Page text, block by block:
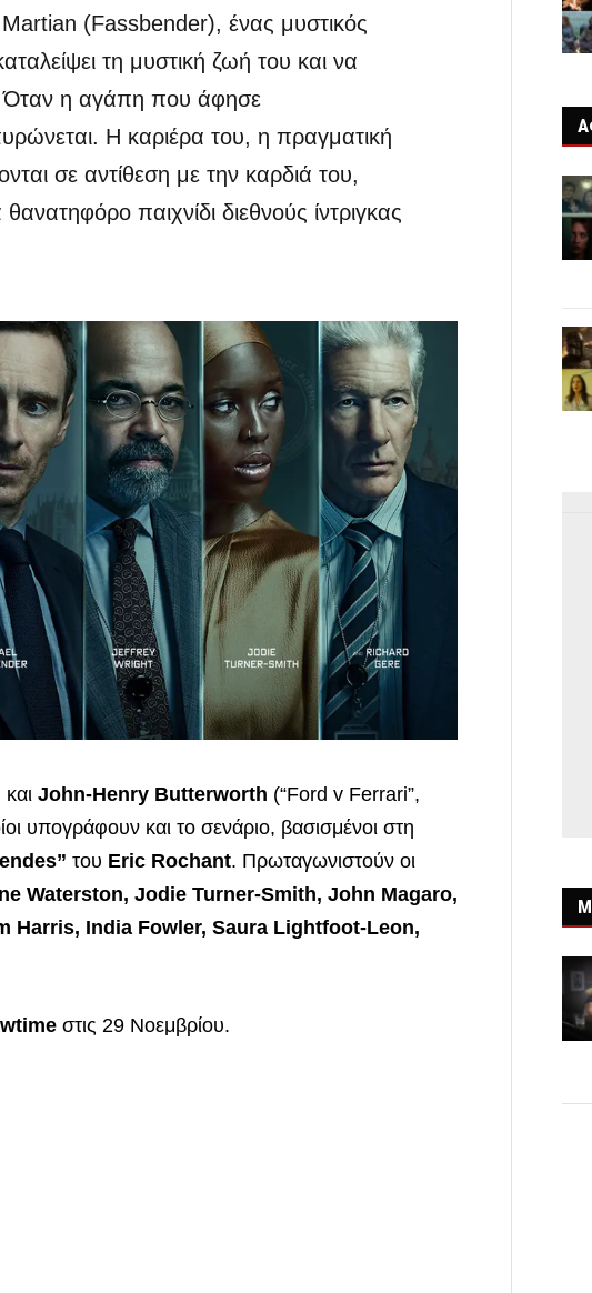
(Fassbender), ένας μυστικός
τη μυστική ζωή του και να
Όταν η αγάπη που άφησε
Η καριέρα του, η πραγματική
σε αντίθεση με την καρδιά του,
παιχνίδι διεθνούς ίντριγκας
και John-Henry Butterworth (“Ford v Ferrari”,
υπογράφουν και το σενάριο, βασισμένοι στη
του Eric Rochant. Πρωταγωνιστούν οι
Waterston, Jodie Turner-Smith, John Magaro,
Harris, India Fowler, Saura Lightfoot-Leon,
στις 29 Νοεμβρίου.